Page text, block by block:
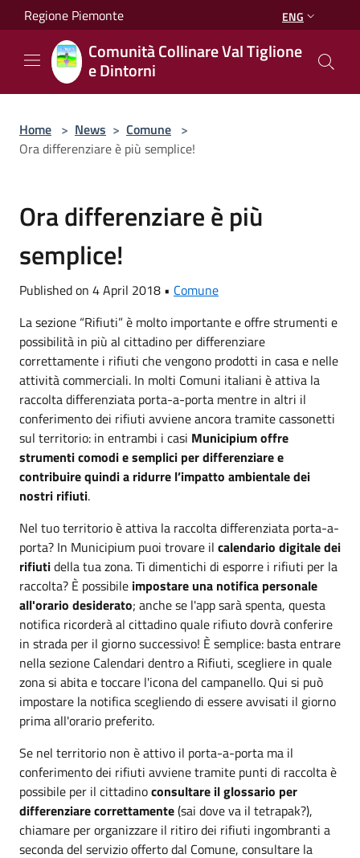
Salta al contenuto principale
Regione Piemonte ENG
Comunità Collinare Val Tiglione
e Dintorni
Home > News > Comune >
Ora differenziare è più semplice!
Ora differenziare è più
semplice!
Published on 4 April 2018 • Comune
La sezione “Rifiuti” è molto importante e offre strumenti e
possibilità in più al cittadino per differenziare
correttamente i rifiuti che vengono prodotti in casa e nelle
attività commerciali. In molti Comuni italiani è attiva la
raccolta differenziata porta-a-porta mentre in altri il
conferimento dei rifiuti avviene ancora tramite cassonetti
sul territorio: in entrambi i casi Municipium offre
strumenti comodi e semplici per differenziare e
contribuire quindi a ridurre l’impatto ambientale dei
nostri rifiuti.
Nel tuo territorio è attiva la raccolta differenziata porta-a-
porta? In Municipium puoi trovare il calendario digitale dei
rifiutidella tua zona. Ti dimentichi di esporre i rifiuti per la
raccolta? È possibile impostare una notifica personale
all'orario desiderato; anche se l'app sarà spenta, questa
notifica ricorderà al cittadino quale rifiuto dovrà conferire
in strada per il giorno successivo! È semplice: basta entrare
nella sezione Calendari dentro a Rifiuti, scegliere in quale
zona si abita e toccare l'icona del campanello. Qui si può
impostare la notifica scegliendo di essere avvisati il giorno
prima all'orario preferito.
Se nel territorio non è attivo il porta-a-porta ma il
conferimento dei rifiuti avviene tramite punti di raccolta è
possibile per il cittadinoconsultare il glossario per
differenziare correttamente(sai dove va il tetrapak?),
chiamare per organizzare il ritiro dei rifiuti ingombranti a
seconda del servizio offerto dal Comune, consultare la